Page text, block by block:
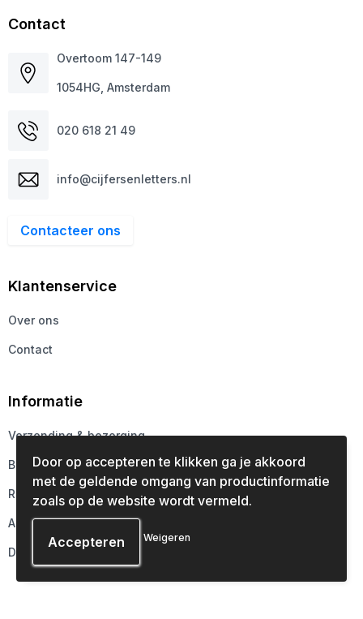
Contact
Overtoom 147-149
1054HG, Amsterdam
020 618 21 49
info@cijfersenletters.nl
Contacteer ons
Klantenservice
Over ons
Contact
Informatie
Verzending & bezorging
Betaalmethoden
Retourneren
Aanleveren
Druktechnieken
Door op accepteren te klikken ga je akkoord
met de geldende omgang van productinformatie
zoals op de website wordt vermeld.
Weigeren